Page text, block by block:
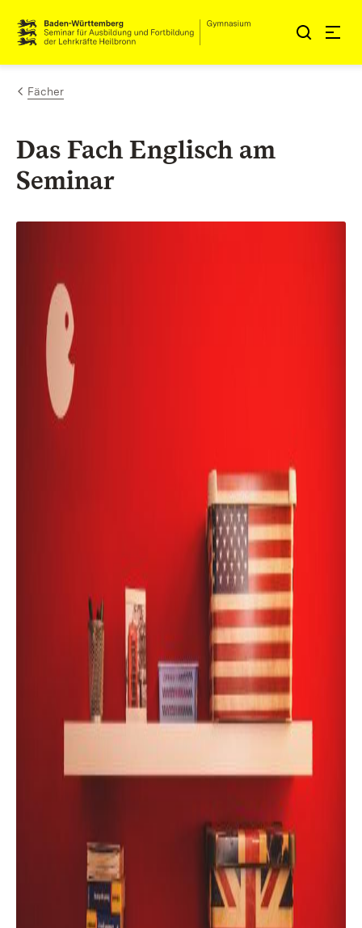
Zum Inhalt springen
Link zur Startseite
Fächer
Das Fach Englisch am
Seminar